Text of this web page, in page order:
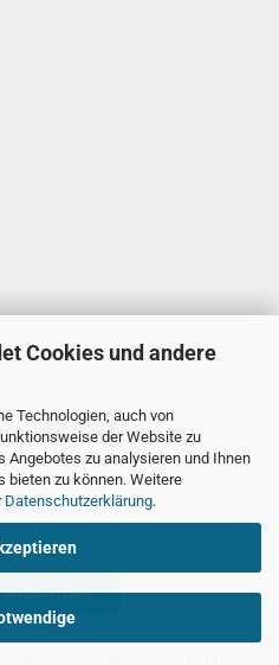
Cookies und andere
Technologien, auch von
der Website zu
Angebotes zu analysieren und Ihnen
bieten zu können. Weitere
Datenschutzerklärung.